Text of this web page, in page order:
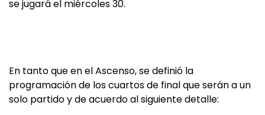
se jugará el miércoles 30.
En tanto que en el Ascenso, se definió la
programación de los cuartos de final que serán a un
solo partido y de acuerdo al siguiente detalle: